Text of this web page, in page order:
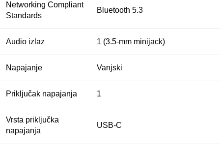
Networking Compliant
Standards
Bluetooth 5.3
Audio izlaz 1 (3.5-mm minijack)
Napajanje Vanjski
Priključak napajanja 1
Vrsta priključka
napajanja
USB-C